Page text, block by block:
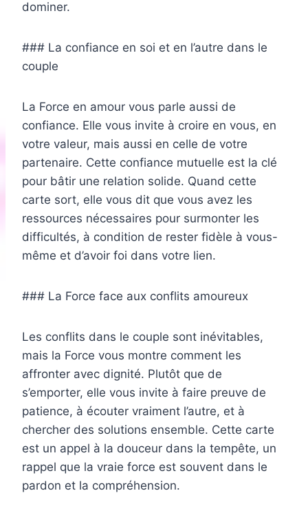
dominer.
### La confiance en soi et en l’autre dans le
couple
La Force en amour vous parle aussi de
confiance. Elle vous invite à croire en vous, en
votre valeur, mais aussi en celle de votre
partenaire. Cette confiance mutuelle est la clé
pour bâtir une relation solide. Quand cette
carte sort, elle vous dit que vous avez les
ressources nécessaires pour surmonter les
difficultés, à condition de rester fidèle à vous-
même et d’avoir foi dans votre lien.
### La Force face aux conflits amoureux
Les conflits dans le couple sont inévitables,
mais la Force vous montre comment les
affronter avec dignité. Plutôt que de
s’emporter, elle vous invite à faire preuve de
patience, à écouter vraiment l’autre, et à
chercher des solutions ensemble. Cette carte
est un appel à la douceur dans la tempête, un
rappel que la vraie force est souvent dans le
pardon et la compréhension.